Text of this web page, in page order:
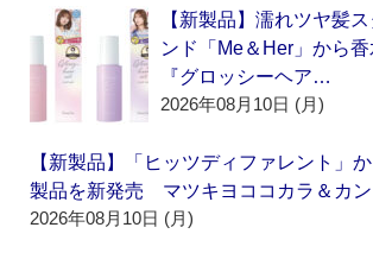
【新製品】濡れツヤ髪
ンド「Me＆Her」から
『グロッシーヘア…
2026年08月10日 (月)
【新製品】「ヒッツディファレント」
製品を新発売 マツキヨココカラ＆カ
2026年08月10日 (月)